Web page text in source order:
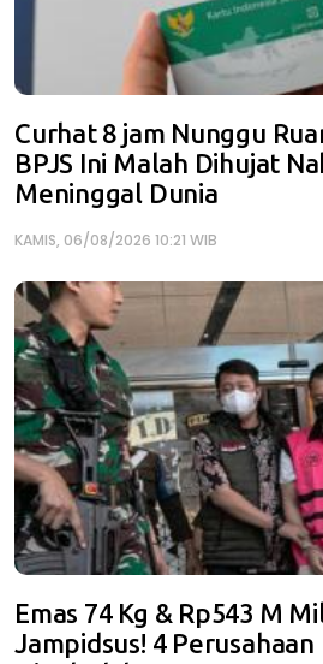
Curhat 8 jam Nunggu
BPJS Ini Malah Dihujat
Meninggal Dunia
KAMIS, 06/08/2026 10:21 WIB
Emas 74 Kg & Rp543 M
Jampidsus! 4